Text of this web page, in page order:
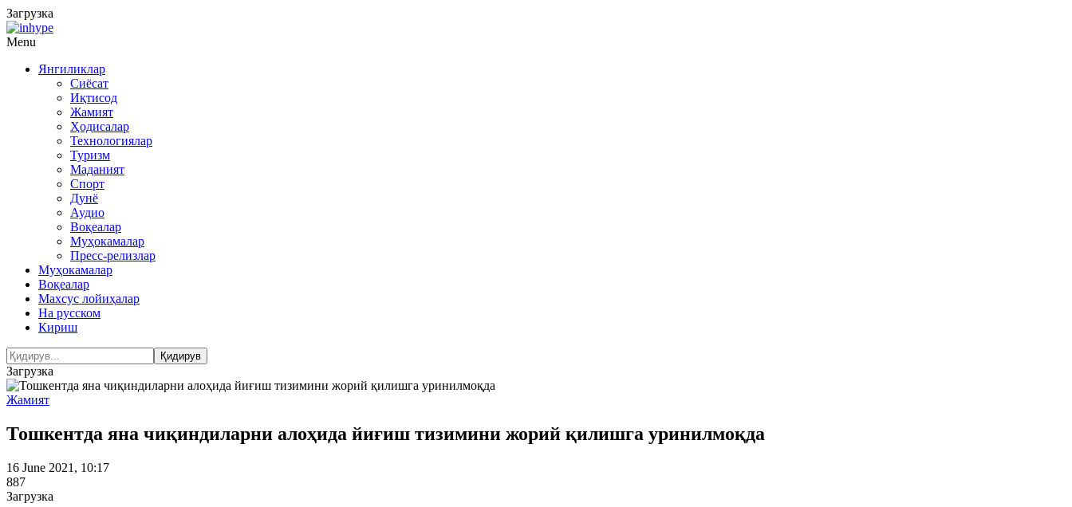
Загрузка
Menu
Янгиликлар
Сиёсат
Иқтисод
Жамият
Ҳодисалар
Технологиялар
Туризм
Маданият
Спорт
Дунё
Аудио
Воқеалар
Муҳокамалар
Пресс-релизлар
Муҳокамалар
Воқеалар
Махсус лойиҳалар
На русском
Кириш
Загрузка
Жамият
Тошкентда яна чиқиндиларни алоҳида йиғиш тизимини жорий қилишга уринилмоқда
16 June 2021, 10:17
887
Загрузка